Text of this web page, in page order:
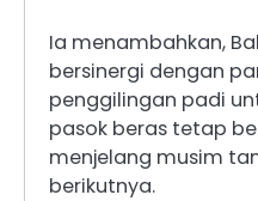
Ia menambahkan,
bersinergi dengan
penggilingan padi
pasok beras tetap
menjelang musim
berikutnya.